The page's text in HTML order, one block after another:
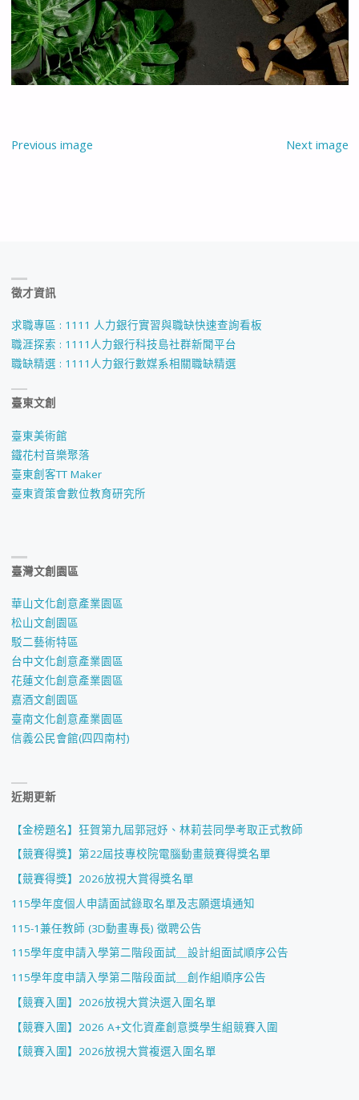
Previous image Next image
徵才資訊
求職專區 : 1111 人力銀行實習與職缺快速查詢看板
職涯探索 : 1111人力銀行科技島社群新聞平台
職缺精選 : 1111人力銀行數媒系相關職缺精選
臺東文創
臺東美術館
鐵花村音樂聚落
臺東創客TT Maker
臺東資策會數位教育研究所
臺灣文創園區
華山文化創意產業園區
松山文創園區
駁二藝術特區
台中文化創意產業園區
花蓮文化創意產業園區
嘉酒文創園區
臺南文化創意產業園區
信義公民會館(四四南村)
近期更新
【金榜題名】狂賀第九屆郭冠妤、林莉芸同學考取正式教師
【競賽得獎】第22屆技專校院電腦動畫競賽得獎名單
【競賽得獎】2026放視大賞得獎名單
115學年度個人申請面試錄取名單及志願選填通知
115-1兼任教師 (3D動畫專長) 徵聘公告
115學年度申請入學第二階段面試＿設計組面試順序公告
115學年度申請入學第二階段面試＿創作組順序公告
【競賽入圍】2026放視大賞決選入圍名單
【競賽入圍】2026 A+文化資產創意獎學生組競賽入圍
【競賽入圍】2026放視大賞複選入圍名單